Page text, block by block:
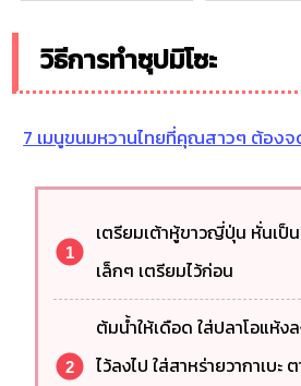
วิธีการทำซุปมิโซะ
7 เมนูขนมหวานไทยที่คุณสาวๆ ต้อง
เตรียมเต้าหู้ขาวญี่ปุ่น หั่นเป็
เล็กๆ เตรียมไว้ก่อน
ต้มน้ำให้เดือด ใส่ปลาโอแห้
ไว้ลงไป ใส่สาหร่ายวากาเบะ